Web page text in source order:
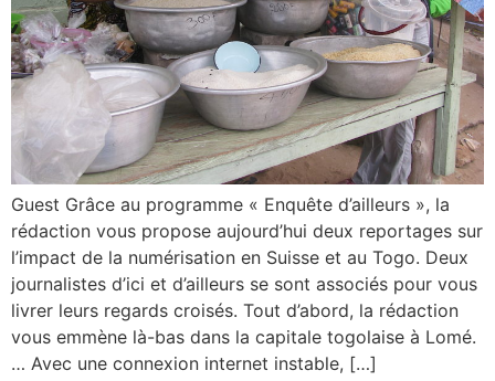
Guest Grâce au programme « Enquête d’ailleurs », la
rédaction vous propose aujourd’hui deux reportages sur
l’impact de la numérisation en Suisse et au Togo. Deux
journalistes d’ici et d’ailleurs se sont associés pour vous
livrer leurs regards croisés. Tout d’abord, la rédaction
vous emmène là-bas dans la capitale togolaise à Lomé.
… Avec une connexion internet instable, […]